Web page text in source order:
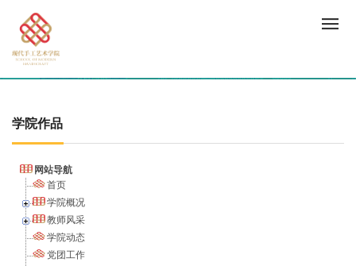
学院作品
网站导航
首页
学院概况
教师风采
学院动态
党团工作